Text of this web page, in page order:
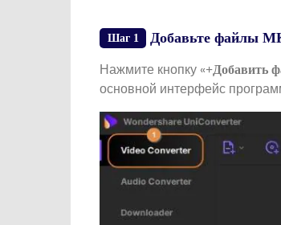
Шаг 1 Добавьте файлы
Нажмите кнопку «+Добавить
основной интерфейс